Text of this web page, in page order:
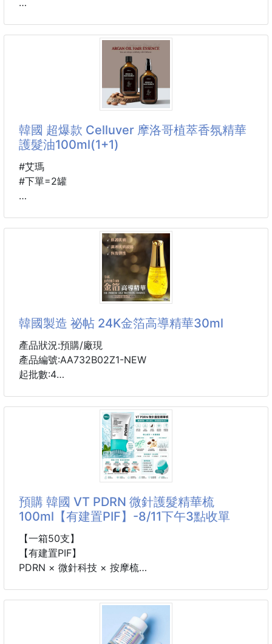
(100ml+30ml) 250801-03
👉誰說賠錢的生意沒人做
廠商把廣告經費直接挪來給大家
為了就是打開市場
讓大家用到最頂級的東西！🥰
摩洛哥髮油界的天花板來了！
台灣最強的團隊開發💯
過年出遊方便攜帶！
✅加贈手提袋，方便送禮
🉐️🉐️🉐️團購獨享價1組$xxx
韓國 超爆款 Celluver 摩洛哥植萃香氛精華
護髮油100ml(1+1)
#艾瑪
#下單=2罐
#韓國一上市就立即完售
#台灣還沒上市但預購就破千以上
這罐護髮油能帶給秀髮無比滋潤
使髮絲呈現柔順豐盈健康風采
搭配8種頂級植萃精油
💝包含摩洛哥堅果油、橄欖油、椰子油、玫瑰果油、
甜杏仁油、澳洲堅果油、葵花籽油、白芒花籽油
再加上韓國養髮黑三素🌹🌹🌹
黑豆、黑玄米、黑芝麻！
深層修護滋養，形成天然鎖水保護膜💦
賦予髮絲多重頂SPA滋養
滲透性快⭕️馬上顯現天使光圈
韓國製造 祕帖 24K金箔高導精華30ml
產品狀況:預購/廠現
產品編號:AA732B02Z1-NEW
起批數:4
祕帖 24K金箔高導精華，亮白功能性化妝品
有助於保持油脂平衡和皮膚水分積聚。
使用方法清潔後取適量並均勻塗抹，然後將其包裹在手
以幫助吸收到皮膚中。
🔷黃金賦活：促進血液、組織中的離子流動
產生新能量，進而改善血液循環，加快新陳代謝
🔷促進吸收：活性金本身的傳導力非常強，其獨特的
可促進纖維細胞和表皮細胞的新陳代謝，加速營養成份
🔷抗氧化、抗衰老： 眾多權威研究表明，負離子能夠
預購 韓國 VT PDRN 微針護髮精華梳
100ml【有建置PIF】-8/11下午3點收單
【一箱50支】
【有建置PIF】
PDRN × 微針科技 × 按摩梳
😯 還在擔心頭皮出油、頭髮扁塌、頭皮乾癢或老廢角